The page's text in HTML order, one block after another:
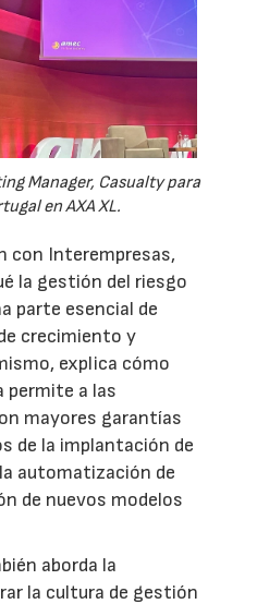
Manager, Casualty para
en AXA XL.
con Interempresas,
la gestión del riesgo
parte esencial de
crecimiento y
explica cómo
permite a las
mayores garantías
de la implantación de
automatización de
de nuevos modelos
aborda la
la cultura de gestión